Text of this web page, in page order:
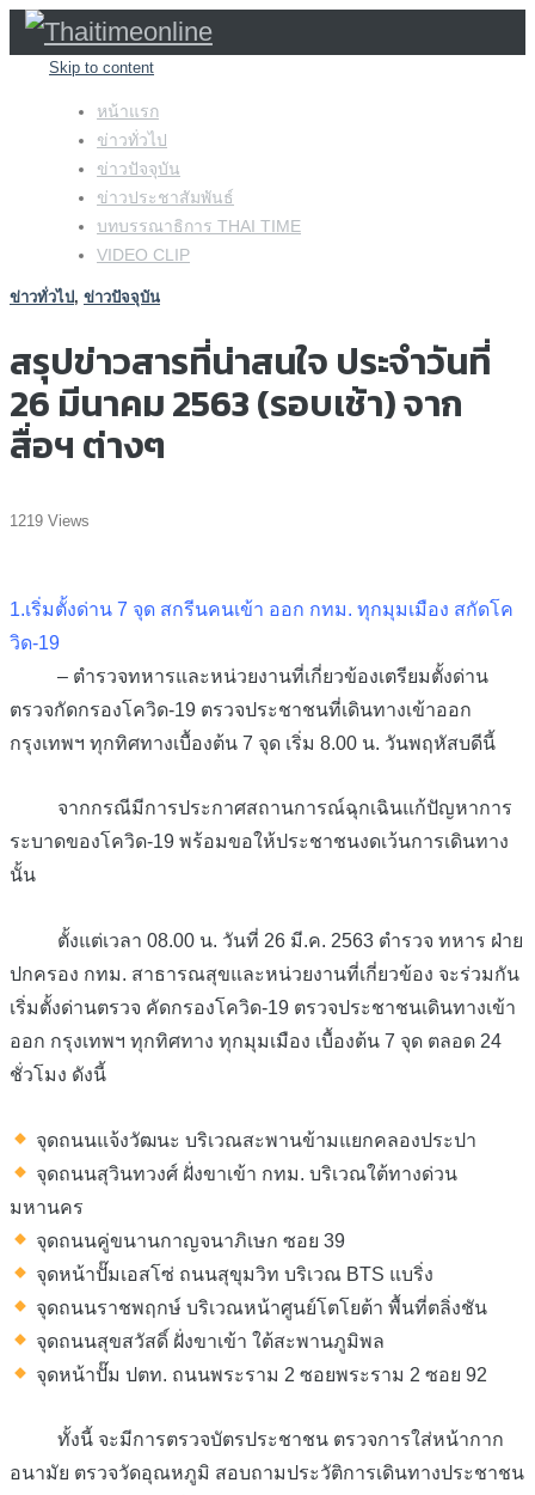
Skip to content
หน้าแรก
ข่าวทั่วไป
ข่าวปัจจุบัน
ข่าวประชาสัมพันธ์
บทบรรณาธิการ THAI TIME
VIDEO CLIP
ข่าวทั่วไป, ข่าวปัจจุบัน
สรุปข่าวสารที่น่าสนใจ ประจำวันที่
26 มีนาคม 2563 (รอบเช้า) จาก
สื่อฯ ต่างๆ
1219 Views
1.เริ่มตั้งด่าน 7 จุด สกรีนคนเข้า ออก กทม. ทุกมุมเมือง สกัดโค
วิด-19
– ตำรวจทหารและหน่วยงานที่เกี่ยวข้องเตรียมตั้งด่าน
ตรวจกัดกรองโควิด-19 ตรวจประชาชนที่เดินทางเข้าออก
กรุงเทพฯ ทุกทิศทางเบื้องต้น 7 จุด เริ่ม 8.00 น. วันพฤหัสบดีนี้
จากกรณีมีการประกาศสถานการณ์ฉุกเฉินแก้ปัญหาการ
ระบาดของโควิด-19 พร้อมขอให้ประชาชนงดเว้นการเดินทาง
นั้น
ตั้งแต่เวลา 08.00 น. วันที่ 26 มี.ค. 2563 ตำรวจ ทหาร ฝ่าย
ปกครอง กทม. สาธารณสุขและหน่วยงานที่เกี่ยวข้อง จะร่วมกัน
เริ่มตั้งด่านตรวจ คัดกรองโควิด-19 ตรวจประชาชนเดินทางเข้า
ออก กรุงเทพฯ ทุกทิศทาง ทุกมุมเมือง เบื้องต้น 7 จุด ตลอด 24
ชั่วโมง ดังนี้
️ จุดถนนแจ้งวัฒนะ บริเวณสะพานข้ามแยกคลองประปา
️ จุดถนนสุวินทวงศ์ ฝั่งขาเข้า กทม. บริเวณใต้ทางด่วน
มหานคร
️ จุดถนนคู่ขนานกาญจนาภิเษก ซอย 39
️ จุดหน้าปั๊มเอสโซ่ ถนนสุขุมวิท บริเวณ BTS แบริ่ง
️ จุดถนนราชพฤกษ์ บริเวณหน้าศูนย์โตโยต้า พื้นที่ตลิ่งชัน
️ จุดถนนสุขสวัสดิ์ ฝั่งขาเข้า ใต้สะพานภูมิพล
️ จุดหน้าปั๊ม ปตท. ถนนพระราม 2 ซอยพระราม 2 ซอย 92
ทั้งนี้ จะมีการตรวจบัตรประชาชน ตรวจการใส่หน้ากาก
อนามัย ตรวจวัดอุณหภูมิ สอบถามประวัติการเดินทางประชาชน